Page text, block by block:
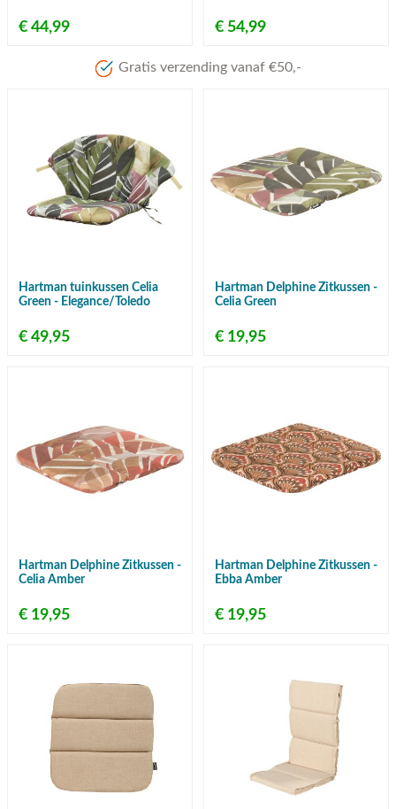
€ 44,99 € 54,99
Hartman tuinkussen Celia
Green - Elegance/Toledo
€ 49,95
Hartman Delphine Zitkussen -
Celia Green
€ 19,95
Hartman Delphine Zitkussen -
Celia Amber
€ 19,95
Hartman Delphine Zitkussen -
Ebba Amber
€ 19,95